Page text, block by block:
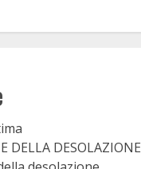
DELLA DESOLAZIONE